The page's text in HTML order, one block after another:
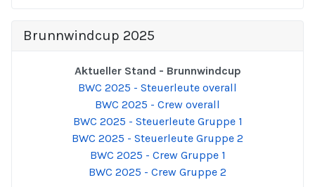
Brunnwindcup 2025
Aktueller Stand - Brunnwindcup
BWC 2025 - Steuerleute overall
BWC 2025 - Crew overall
BWC 2025 - Steuerleute Gruppe 1
BWC 2025 - Steuerleute Gruppe 2
BWC 2025 - Crew Gruppe 1
BWC 2025 - Crew Gruppe 2